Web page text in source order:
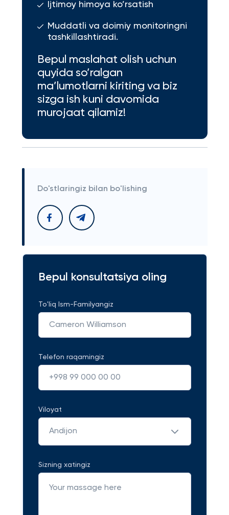
Ijtimoy himoya ko’rsatish
Muddatli va doimiy monitoringni
tashkillashtiradi.
Bepul maslahat olish uchun
quyida so’ralgan
ma’lumotlarni kiriting va biz
sizga ish kuni davomida
murojaat qilamiz!
Do'stlaringiz bilan bo'lishing
Bepul konsultatsiya oling
To'liq Ism-Familyangiz
Telefon raqamingiz
Viloyat
Andijon
Sizning xatingiz